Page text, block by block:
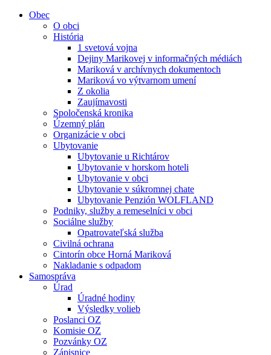
Obec
O obci
História
1 svetová vojna
Dejiny Marikovej v informačných médiách
Mariková v archívnych dokumentoch
Mariková vo výtvarnom umení
Z okolia
Zaujímavosti
Spoločenská kronika
Územný plán
Organizácie v obci
Ubytovanie
Ubytovanie u Richtárov
Ubytovanie v horskom hoteli
Ubytovanie v obci
Ubytovanie v súkromnej chate
Ubytovanie Penzión WOLFLAND
Podniky, služby a remeselníci v obci
Sociálne služby
Opatrovateľská služba
Civilná ochrana
Cintorín obce Horná Mariková
Nakladanie s odpadom
Samospráva
Úrad
Úradné hodiny
Výsledky volieb
Poslanci OZ
Komisie OZ
Pozvánky OZ
Zápisnice